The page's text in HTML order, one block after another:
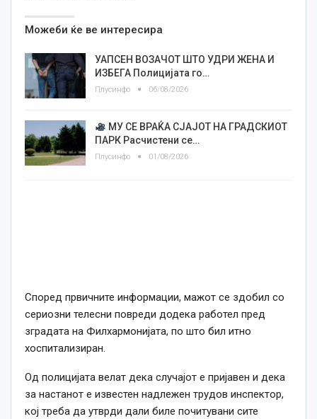
Можеби ќе ве интересира
УАПСЕН ВОЗАЧОТ ШТО УДРИ ЖЕНА И
ИЗБЕГА Полицијата го…
Плусинфо 06/08/2026
МУ СЕ ВРАЌА СЈАЈОТ НА ГРАДСКИОТ
ПАРК Расчистени се…
Плусинфо 01/08/2026
Според првичните информации, мажот се здобил со
сериозни телесни повреди додека работел пред
зградата на Филхармонијата, по што бил итно
хоспитализиран.
Од полицијата велат дека случајот е пријавен и дека
за настанот е известен надлежен трудов инспектор,
кој треба да утврди дали биле почитувани сите